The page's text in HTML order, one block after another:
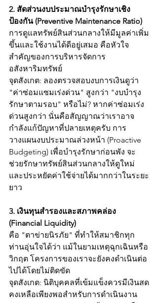
2. สัดส่วนงบประมาณบำรุงรักษาเชิง
ป้องกัน (Preventive Maintenance Ratio)
การดูแลทรัพย์สินส่วนกลางให้มีมูลค่าเพิ่ม
ขึ้นและใช้งานได้ดีอยู่เสมอ คือหัวใจ
สำคัญของการบริหารจัดการ
อสังหาริมทรัพย์
จุดสังเกต: ลองตรวจสอบงบการเงินดูว่า
"ค่าซ่อมแซมเร่งด่วน" สูงกว่า "งบบำรุง
รักษาตามรอบ" หรือไม่? หากค่าซ่อมเร่ง
ด่วนสูงกว่า นั่นคือสัญญาณว่าเราอาจ
กำลังแก้ปัญหาที่ปลายเหตุครับ การ
วางแผนงบประมาณล่วงหน้า (Proactive
Budgeting) เพื่อบำรุงรักษาก่อนพัง จะ
ช่วยรักษาทรัพย์สินส่วนกลางให้ดูใหม่
และประหยัดค่าใช้จ่ายได้มากกว่าในระยะ
ยาว
3. เงินทุนสำรองและสภาพคล่อง
(Financial Liquidity)
คือ "ตาข่ายนิรภัย" ที่ทำให้สมาชิกทุก
ท่านอุ่นใจได้ว่า แม้ในยามเหตุฉุกเฉินหรือ
วิกฤต โครงการของเราจะยังคงดำเนินต่อ
ไปได้โดยไม่ติดขัด
จุดสังเกต: นิติบุคคลที่เข้มแข็งควรมีเงินสด
คงเหลือเพียงพอสำหรับการดำเนินงาน